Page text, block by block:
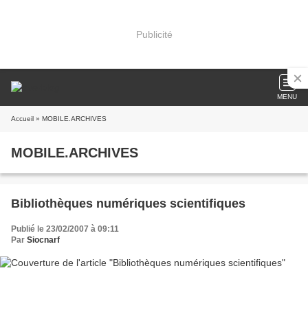
Publicité
MENU
Accueil » MOBILE.ARCHIVES
MOBILE.ARCHIVES
Bibliothèques numériques scientifiques
Publié le 23/02/2007 à 09:11
Par Siocnarf